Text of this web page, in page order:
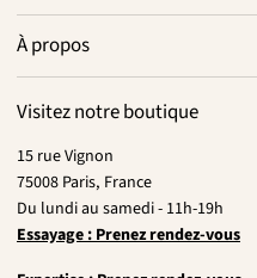
À propos
Visitez notre boutique
15 rue Vignon
75008 Paris, France
Du lundi au samedi - 11h-19h
Essayage : Prenez rendez-vous